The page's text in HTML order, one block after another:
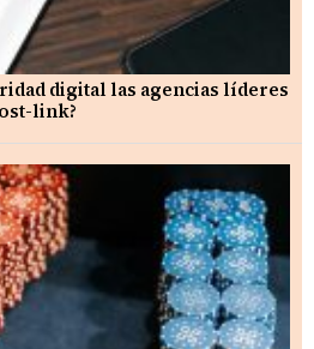
digital las agencias líderes
link?